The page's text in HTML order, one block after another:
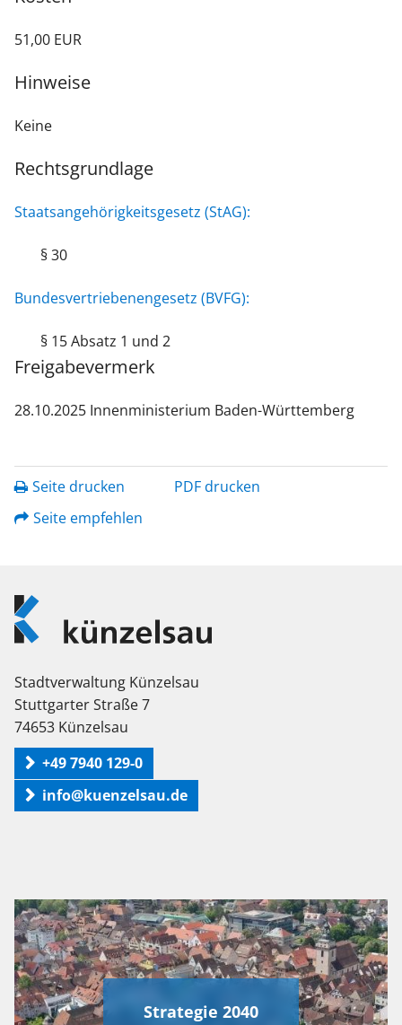
51,00 EUR
Hinweise
Keine
Rechtsgrundlage
Staatsangehörigkeitsgesetz (StAG):
§ 30
Bundesvertriebenengesetz (BVFG):
§ 15 Absatz 1 und 2
Freigabevermerk
28.10.2025 Innenministerium Baden-Württemberg
Seite drucken
PDF drucken
Seite empfehlen
Logo
Künzelsau
Stadtverwaltung Künzelsau
Stuttgarter Straße 7
74653 Künzelsau
+49 7940 129-0
info@kuenzelsau.de
Strategie 2040